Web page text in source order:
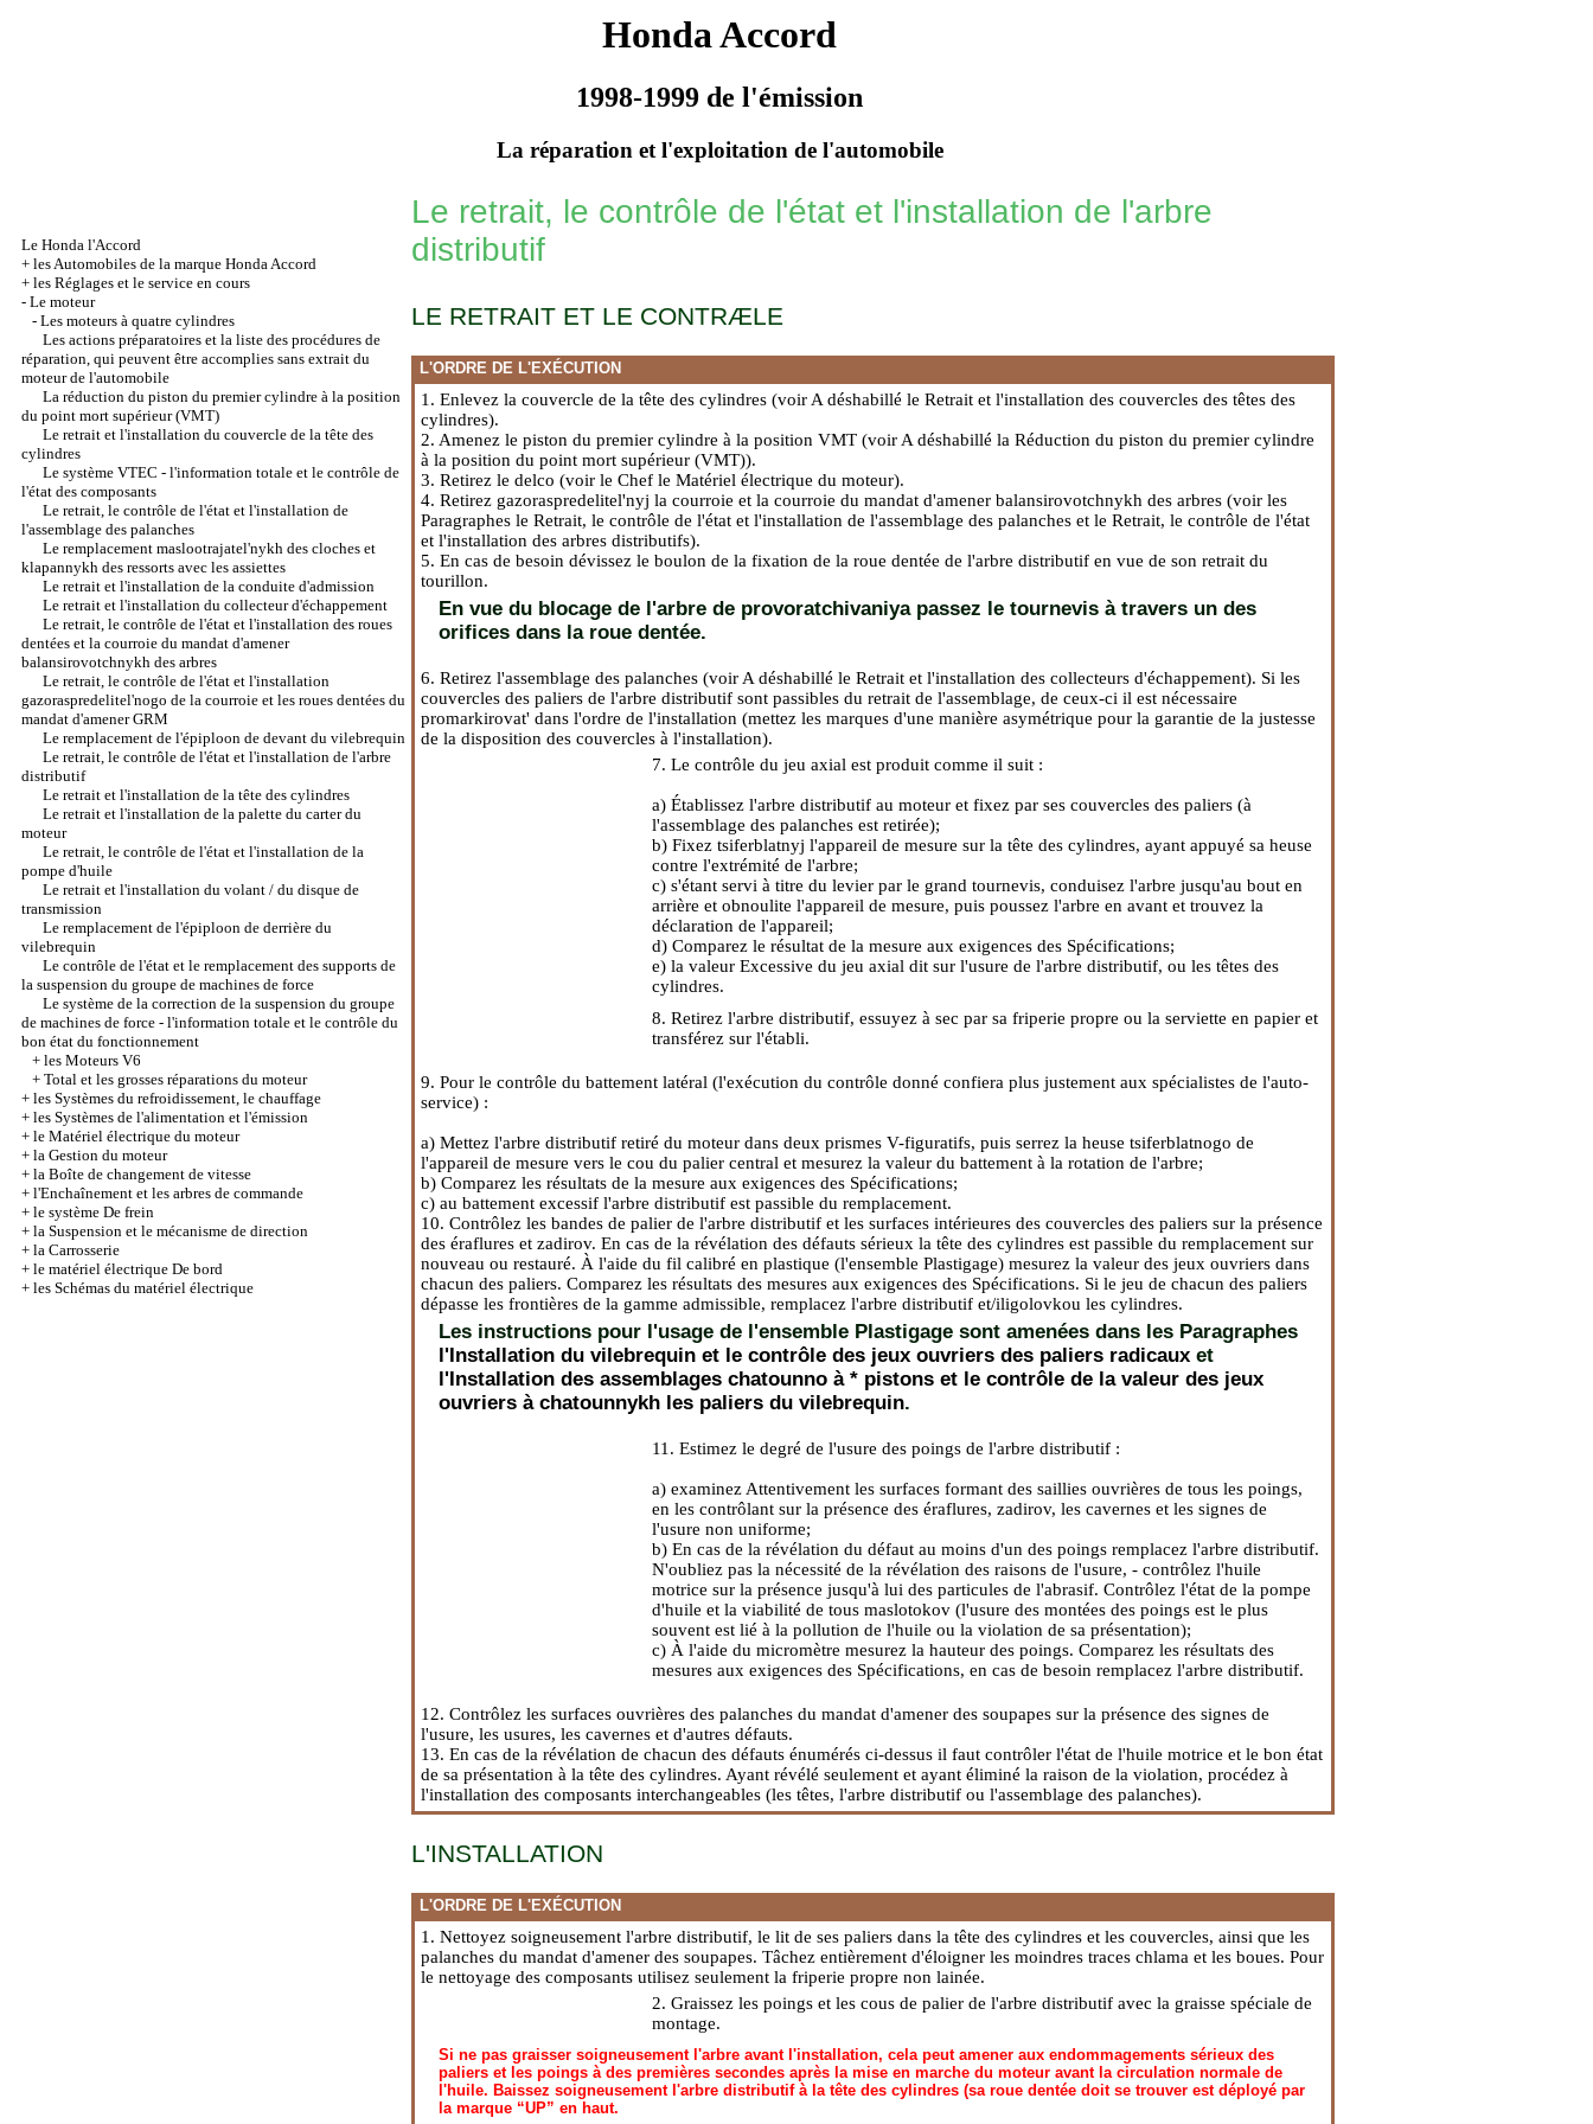
Honda Accord
1998-1999 de l'émission
La réparation et l'exploitation de l'automobile
Le Honda l'Accord
+ les Automobiles de la marque Honda Accord
+ les Réglages et le service en cours
- Le moteur
- Les moteurs à quatre cylindres
Les actions préparatoires et la liste des procédures de
réparation, qui peuvent être accomplies sans extrait du
moteur de l'automobile
La réduction du piston du premier cylindre à la position
du point mort supérieur (VMT)
Le retrait et l'installation du couvercle de la tête des
cylindres
Le système VTEC - l'information totale et le contrôle de
l'état des composants
Le retrait, le contrôle de l'état et l'installation de
l'assemblage des palanches
Le remplacement maslootrajatel'nykh des cloches et
klapannykh des ressorts avec les assiettes
Le retrait et l'installation de la conduite d'admission
Le retrait et l'installation du collecteur d'échappement
Le retrait, le contrôle de l'état et l'installation des roues
dentées et la courroie du mandat d'amener
balansirovotchnykh des arbres
Le retrait, le contrôle de l'état et l'installation
gazoraspredelitel'nogo de la courroie et les roues dentées du
mandat d'amener GRM
Le remplacement de l'épiploon de devant du vilebrequin
Le retrait, le contrôle de l'état et l'installation de l'arbre
distributif
Le retrait et l'installation de la tête des cylindres
Le retrait et l'installation de la palette du carter du
moteur
Le retrait, le contrôle de l'état et l'installation de la
pompe d'huile
Le retrait et l'installation du volant / du disque de
transmission
Le remplacement de l'épiploon de derrière du
vilebrequin
Le contrôle de l'état et le remplacement des supports de
la suspension du groupe de machines de force
Le système de la correction de la suspension du groupe
de machines de force - l'information totale et le contrôle du
bon état du fonctionnement
+ les Moteurs V6
+ Total et les grosses réparations du moteur
+ les Systèmes du refroidissement, le chauffage
+ les Systèmes de l'alimentation et l'émission
+ le Matériel électrique du moteur
+ la Gestion du moteur
+ la Boîte de changement de vitesse
+ l'Enchaînement et les arbres de commande
+ le système De frein
+ la Suspension et le mécanisme de direction
+ la Carrosserie
+ le matériel électrique De bord
+ les Schémas du matériel électrique
Le retrait, le contrôle de l'état et l'installation de l'arbre
distributif
LE RETRAIT ET LE CONTRÆLE
L'ORDRE DE L'EXÉCUTION
1. Enlevez la couvercle de la tête des cylindres (voir A déshabillé le Retrait et l'installation des couvercles des têtes des
cylindres).
2. Amenez le piston du premier cylindre à la position VMT (voir A déshabillé la Réduction du piston du premier cylindre
à la position du point mort supérieur (VMT)).
3. Retirez le delco (voir le Chef le Matériel électrique du moteur).
4. Retirez gazoraspredelitel'nyj la courroie et la courroie du mandat d'amener balansirovotchnykh des arbres (voir les
Paragraphes le Retrait, le contrôle de l'état et l'installation de l'assemblage des palanches et le Retrait, le contrôle de l'état
et l'installation des arbres distributifs).
5. En cas de besoin dévissez le boulon de la fixation de la roue dentée de l'arbre distributif en vue de son retrait du
tourillon.
En vue du blocage de l'arbre de provoratchivaniya passez le tournevis à travers un des
orifices dans la roue dentée.
6. Retirez l'assemblage des palanches (voir A déshabillé le Retrait et l'installation des collecteurs d'échappement). Si les
couvercles des paliers de l'arbre distributif sont passibles du retrait de l'assemblage, de ceux-ci il est nécessaire
promarkirovat' dans l'ordre de l'installation (mettez les marques d'une manière asymétrique pour la garantie de la justesse
de la disposition des couvercles à l'installation).
7. Le contrôle du jeu axial est produit comme il suit :
a) Établissez l'arbre distributif au moteur et fixez par ses couvercles des paliers (à
l'assemblage des palanches est retirée);
b) Fixez tsiferblatnyj l'appareil de mesure sur la tête des cylindres, ayant appuyé sa heuse
contre l'extrémité de l'arbre;
c) s'étant servi à titre du levier par le grand tournevis, conduisez l'arbre jusqu'au bout en
arrière et obnoulite l'appareil de mesure, puis poussez l'arbre en avant et trouvez la
déclaration de l'appareil;
d) Comparez le résultat de la mesure aux exigences des Spécifications;
e) la valeur Excessive du jeu axial dit sur l'usure de l'arbre distributif, ou les têtes des
cylindres.
8. Retirez l'arbre distributif, essuyez à sec par sa friperie propre ou la serviette en papier et
transférez sur l'établi.
9. Pour le contrôle du battement latéral (l'exécution du contrôle donné confiera plus justement aux spécialistes de l'auto-
service) :
a) Mettez l'arbre distributif retiré du moteur dans deux prismes V-figuratifs, puis serrez la heuse tsiferblatnogo de
l'appareil de mesure vers le cou du palier central et mesurez la valeur du battement à la rotation de l'arbre;
b) Comparez les résultats de la mesure aux exigences des Spécifications;
c) au battement excessif l'arbre distributif est passible du remplacement.
10. Contrôlez les bandes de palier de l'arbre distributif et les surfaces intérieures des couvercles des paliers sur la présence
des éraflures et zadirov. En cas de la révélation des défauts sérieux la tête des cylindres est passible du remplacement sur
nouveau ou restauré. À l'aide du fil calibré en plastique (l'ensemble Plastigage) mesurez la valeur des jeux ouvriers dans
chacun des paliers. Comparez les résultats des mesures aux exigences des Spécifications. Si le jeu de chacun des paliers
dépasse les frontières de la gamme admissible, remplacez l'arbre distributif et/iligolovkou les cylindres.
Les instructions pour l'usage de l'ensemble Plastigage sont amenées dans les Paragraphes
l'Installation du vilebrequin et le contrôle des jeux ouvriers des paliers radicaux et
l'Installation des assemblages chatounno à * pistons et le contrôle de la valeur des jeux
ouvriers à chatounnykh les paliers du vilebrequin.
11. Estimez le degré de l'usure des poings de l'arbre distributif :
a) examinez Attentivement les surfaces formant des saillies ouvrières de tous les poings,
en les contrôlant sur la présence des éraflures, zadirov, les cavernes et les signes de
l'usure non uniforme;
b) En cas de la révélation du défaut au moins d'un des poings remplacez l'arbre distributif.
N'oubliez pas la nécessité de la révélation des raisons de l'usure, - contrôlez l'huile
motrice sur la présence jusqu'à lui des particules de l'abrasif. Contrôlez l'état de la pompe
d'huile et la viabilité de tous maslotokov (l'usure des montées des poings est le plus
souvent est lié à la pollution de l'huile ou la violation de sa présentation);
c) À l'aide du micromètre mesurez la hauteur des poings. Comparez les résultats des
mesures aux exigences des Spécifications, en cas de besoin remplacez l'arbre distributif.
12. Contrôlez les surfaces ouvrières des palanches du mandat d'amener des soupapes sur la présence des signes de
l'usure, les usures, les cavernes et d'autres défauts.
13. En cas de la révélation de chacun des défauts énumérés ci-dessus il faut contrôler l'état de l'huile motrice et le bon état
de sa présentation à la tête des cylindres. Ayant révélé seulement et ayant éliminé la raison de la violation, procédez à
l'installation des composants interchangeables (les têtes, l'arbre distributif ou l'assemblage des palanches).
L'INSTALLATION
L'ORDRE DE L'EXÉCUTION
1. Nettoyez soigneusement l'arbre distributif, le lit de ses paliers dans la tête des cylindres et les couvercles, ainsi que les
palanches du mandat d'amener des soupapes. Tâchez entièrement d'éloigner les moindres traces chlama et les boues. Pour
le nettoyage des composants utilisez seulement la friperie propre non lainée.
2. Graissez les poings et les cous de palier de l'arbre distributif avec la graisse spéciale de
montage.
Si ne pas graisser soigneusement l'arbre avant l'installation, cela peut amener aux endommagements sérieux des
paliers et les poings à des premières secondes après la mise en marche du moteur avant la circulation normale de
l'huile. Baissez soigneusement l'arbre distributif à la tête des cylindres (sa roue dentée doit se trouver est déployé par
la marque “UP” en haut.